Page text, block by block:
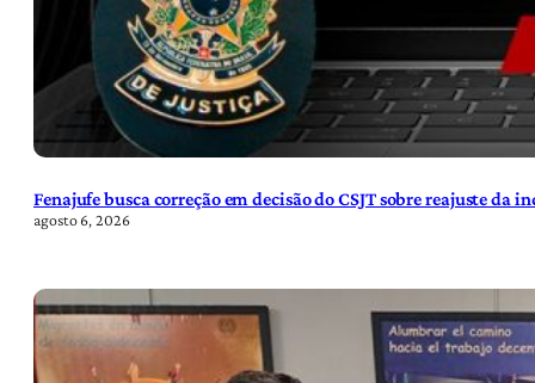
Fenajufe busca correção em decisão do CSJT sobre reajuste da
agosto 6, 2026